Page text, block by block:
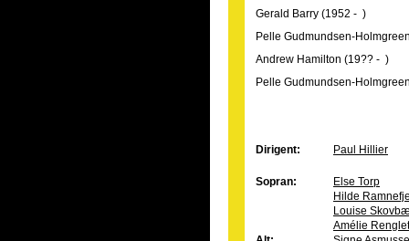
Gerald Barry (1952 - )
Pelle Gudmundsen-
Andrew Hamilton (19?? - )
Pelle Gudmundsen-
Dirigent: Paul Hillier
Sopran:
Else Torp
Hilde
Louise
Amélie Renglet